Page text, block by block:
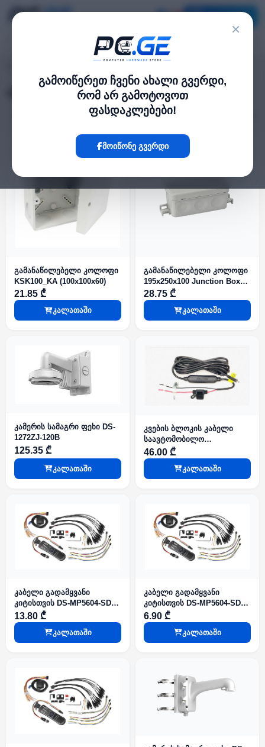
×
გამოიწერეთ ჩვენი ახალი გვერდი,
რომ არ გამოტოვოთ
ფასდაკლებები!
მოიწონე გვერდი
აქსესუარები/სახარჯი მასალები
24 პროდუქტი
გამანაწილებელი კოლოფი
KSK100_KA (100x100x60)
21.85 ₾
კალათაში
გამანაწილებელი კოლოფი
195x250x100 Junction Box
IP65
28.75 ₾
კალათაში
კამერის სამაგრი ფეხი DS-
1272ZJ-120B
125.35 ₾
კალათაში
კვების ბლოკის კაბელი
საავტომობილო
რეგისტრატორისთვის AE-
DF7351 საავტომობილო
სისტემებისთვის
46.00 ₾
კალათაში
კაბელი გადამყვანი
კიტისთვის DS-MP5604-SD
GLF(Lite) KIT IO Cable
საავტომობილო
სისტემებისთვის
13.80 ₾
კალათაში
კაბელი გადამყვანი
კიტისთვის DS-MP5604-SD
GLF(Lite) KIT RS232 Cable
საავტომობილო
სისტემებისთვის
6.90 ₾
კალათაში